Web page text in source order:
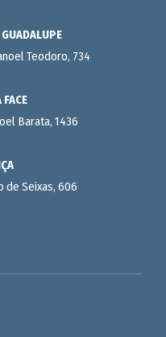
Teodoro, 734
Barata, 1436
de Seixas, 606